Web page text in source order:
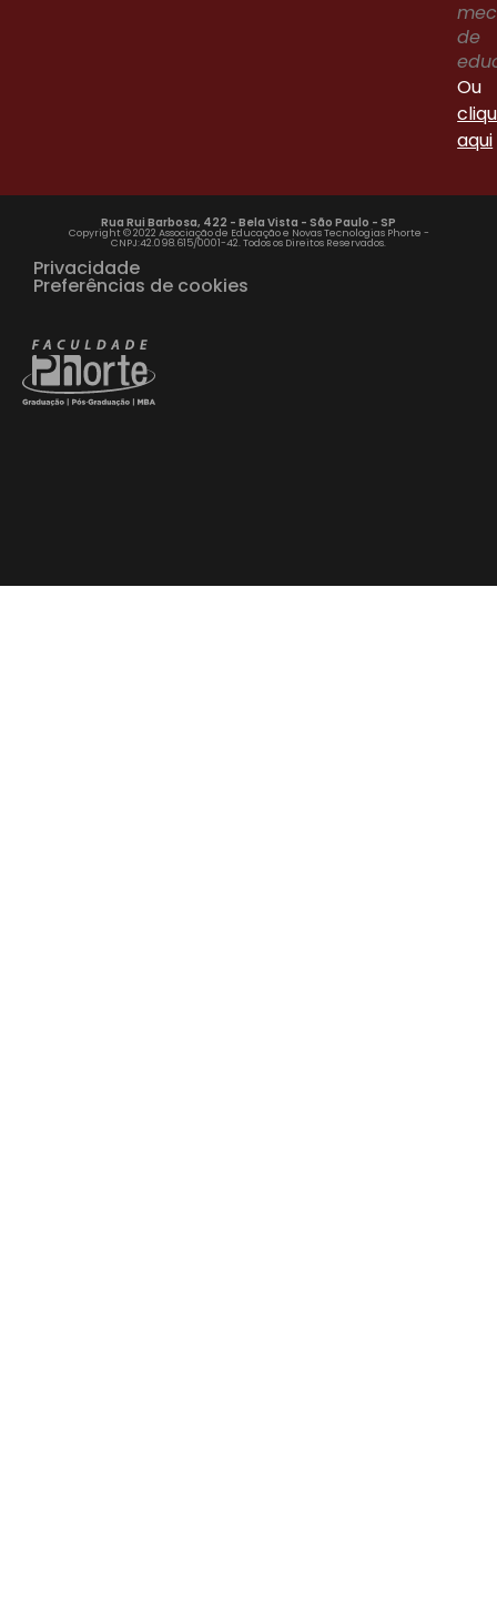
mec
de
Ou
aqui
Rua Rui Barbosa, 422 - Bela Vista - São Paulo - SP
Copyright © 2022 Associação de Educação e Novas Tecnologias Phorte -
CNPJ:42.098.615/0001-42. Todos os Direitos Reservados.
Privacidade
Preferências de cookies